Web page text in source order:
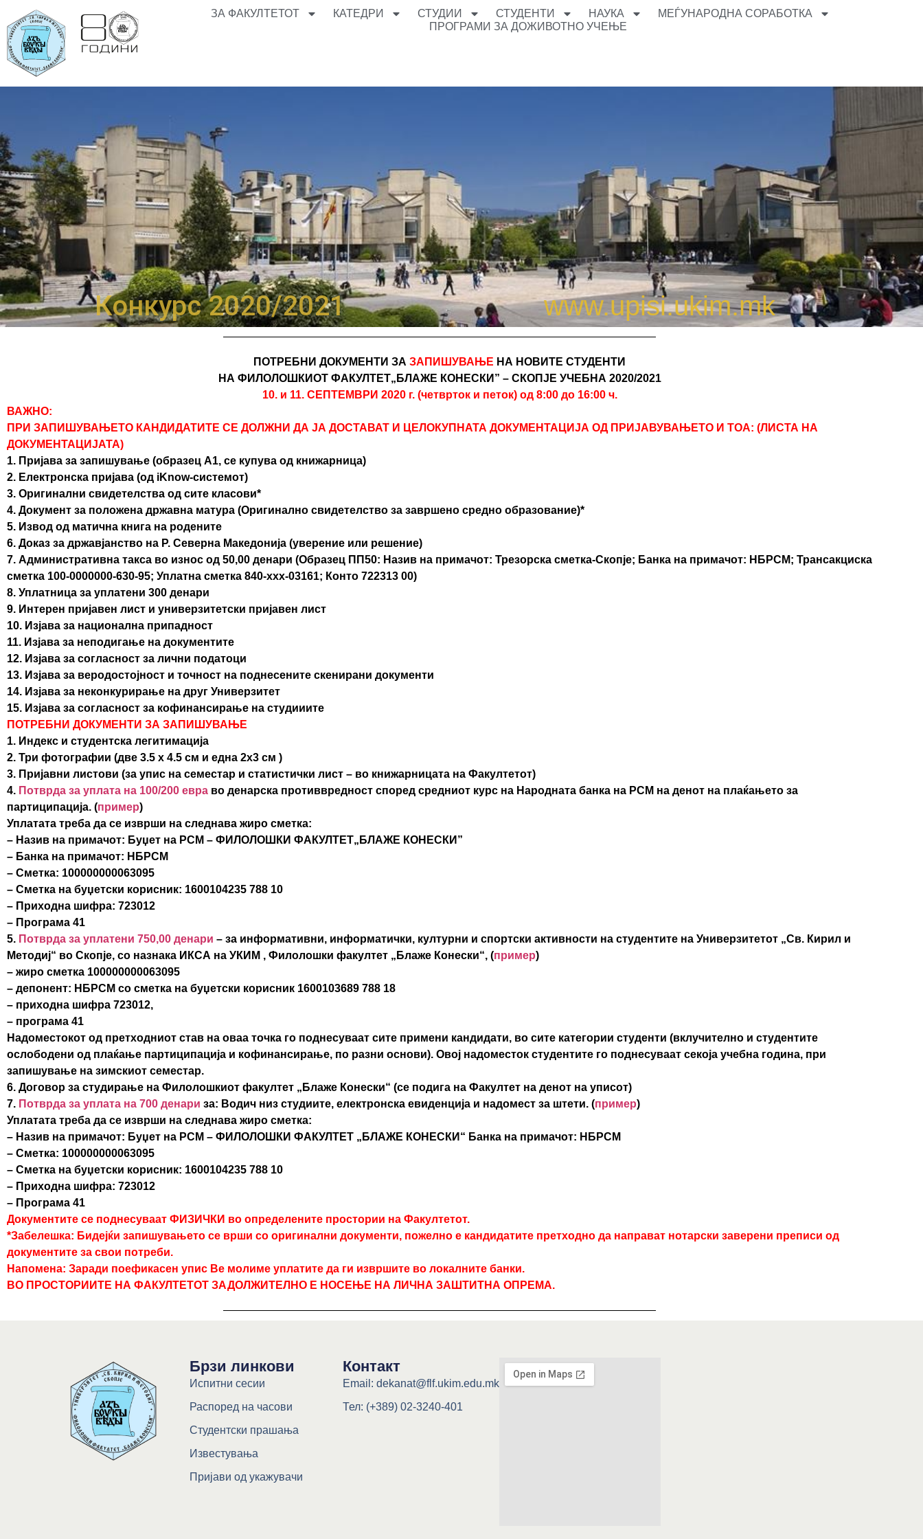
ЗА ФАКУЛТЕТОТ КАТЕДРИ СТУДИИ СТУДЕНТИ НАУКА
МЕЃУНАРОДНА СОРАБОТКА
ПРОГРАМИ ЗА ДОЖИВОТНО УЧЕЊЕ
Конкурс 2020/2021 www.upisi.ukim.mk
ПОТРЕБНИ ДОКУМЕНТИ ЗА ЗАПИШУВАЊЕ НА НОВИТЕ СТУДЕНТИ
НА ФИЛОЛОШКИОТ ФАКУЛТЕТ„БЛАЖЕ КОНЕСКИ” – СКОПЈЕ УЧЕБНА 2020/2021
10. и 11. СЕПТЕМВРИ 2020 г. (четврток и петок) од 8:00 до 16:00 ч.
ВАЖНО:
ПРИ ЗАПИШУВАЊЕТО КАНДИДАТИТЕ СЕ ДОЛЖНИ ДА ЈА ДОСТАВАТ И ЦЕЛОКУПНАТА ДОКУМЕНТАЦИЈА ОД ПРИЈАВУВАЊЕТО И ТОА: (ЛИСТА НА
ДОКУМЕНТАЦИЈАТА)
1. Пријава за запишување (образец А1, се купува од книжарница)
2. Електронска пријава (од iKnow-системот)
3. Оригинални свидетелства од сите класови*
4. Документ за положена државна матура (Оригинално свидетелство за завршено средно образование)*
5. Извод од матична книга на родените
6. Доказ за државјанство на Р. Северна Македонија (уверение или решение)
7. Административна такса во износ од 50,00 денари (Образец ПП50: Назив на примачот: Трезорска сметка-Скопје; Банка на примачот: НБРСМ; Трансакциска
сметка 100-0000000-630-95; Уплатна сметка 840-ххх-03161; Конто 722313 00)
8. Уплатница за уплатени 300 денари
9. Интерен пријавен лист и универзитетски пријавен лист
10. Изјава за национална припадност
11. Изјава за неподигање на документите
12. Изјава за согласност за лични податоци
13. Изјава за веродостојност и точност на поднесените скенирани документи
14. Изјава за неконкурирање на друг Универзитет
15. Изјава за согласност за кофинансирање на студииите
ПОТРЕБНИ ДОКУМЕНТИ ЗА ЗАПИШУВАЊЕ
1. Индекс и студентска легитимација
2. Три фотографии (две 3.5 х 4.5 см и една 2х3 см )
3. Пријавни листови (за упис на семестар и статистички лист – во книжарницата на Факултетот)
4. Потврда за уплата на 100/200 евра во денарска противвредност според средниот курс на Народната банка на РСМ на денот на плаќањето за
партиципација. (пример)
Уплатата треба да се изврши на следнава жиро сметка:
– Назив на примачот: Буџет на РСМ – ФИЛОЛОШКИ ФАКУЛТЕТ„БЛАЖЕ КОНЕСКИ”
– Банка на примачот: НБРСМ
– Сметка: 100000000063095
– Сметка на буџетски корисник: 1600104235 788 10
– Приходна шифра: 723012
– Програма 41
5. Потврда за уплатени 750,00 денари – за информативни, информатички, културни и спортски активности на студентите на Универзитетот „Св. Кирил и
Методиј“ во Скопје, со назнака ИКСА на УКИМ , Филолошки факултет „Блаже Конески“, (пример)
– жиро сметка 100000000063095
– депонент: НБРСМ со сметка на буџетски корисник 1600103689 788 18
– приходна шифра 723012,
– програма 41
Надоместокот од претходниот став на оваа точка го поднесуваат сите примени кандидати, во сите категории студенти (вклучително и студентите
ослободени од плаќање партиципација и кофинансирање, по разни основи). Овој надоместок студентите го поднесуваат секоја учебна година, при
запишување на зимскиот семестар.
6. Договор за студирање на Филолошкиот факултет „Блаже Конески“ (се подига на Факултет на денот на уписот)
7. Потврда за уплата на 700 денари за: Водич низ студиите, електронска евиденција и надомест за штети. (пример)
Уплатата треба да се изврши на следнава жиро сметка:
– Назив на примачот: Буџет на РСМ – ФИЛОЛОШКИ ФАКУЛТЕТ „БЛАЖЕ КОНЕСКИ“ Банка на примачот: НБРСМ
– Сметка: 100000000063095
– Сметка на буџетски корисник: 1600104235 788 10
– Приходна шифра: 723012
– Програма 41
Документите се поднесуваат ФИЗИЧКИ во определените простории на Факултетот.
*Забелешка: Бидејќи запишувањето се врши со оригинални документи, пожелно е кандидатите претходно да направат нотарски заверени преписи од
документите за свои потреби.
Напомена: Заради поефикасен упис Ве молиме уплатите да ги извршите во локалните банки.
ВО ПРОСТОРИИТЕ НА ФАКУЛТЕТОТ ЗАДОЛЖИТЕЛНО Е НОСЕЊЕ НА ЛИЧНА ЗАШТИТНА ОПРЕМА.
Брзи линкови
Испитни сесии
Распоред на часови
Студентски прашања
Известувања
Пријави од укажувачи
Контакт
Email: dekanat@flf.ukim.edu.mk
Тел: (+389) 02-3240-401